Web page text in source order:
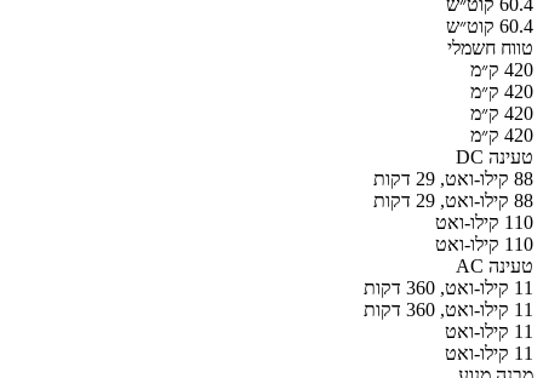
60.4 קוט״ש
טווח חשמלי
420 ק״מ
420 ק״מ
420 ק״מ
420 ק״מ
טעינה DC
88 קילו-ואט, 29 דקות
88 קילו-ואט, 29 דקות
110 קילו-ואט
110 קילו-ואט
טעינה AC
11 קילו-ואט, 360 דקות
11 קילו-ואט, 360 דקות
11 קילו-ואט
11 קילו-ואט